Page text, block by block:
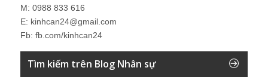
M: 0988 833 616
E: kinhcan24@gmail.com
Fb: fb.com/kinhcan24
Tìm kiếm trên Blog Nhân sự